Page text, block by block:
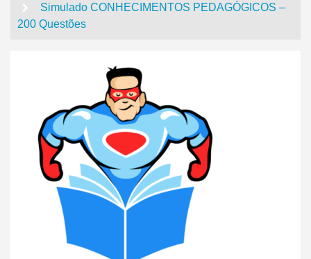
Simulado CONHECIMENTOS PEDAGÓGICOS –
200 Questões